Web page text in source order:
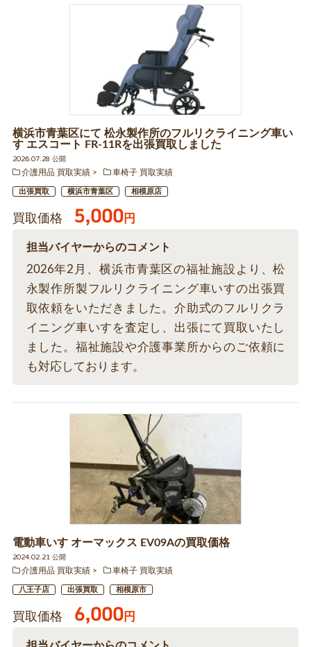
横浜市青葉区にて 松永製作所のフルリクライニング車い
す エスコート FR-11Rを出張買取しました
2026.07.28 公開
介護用品 買取実績
車椅子 買取実績
出張買取 横浜市青葉区 相模原店
買取価格 5,000円
担当バイヤーからのコメント
2026年2月、横浜市青葉区の福祉施設より、松
永製作所製フルリクライニング車いすの出張買
取依頼をいただきました。介助式のフルリクラ
イニング車いすを査定し、出張にて買取いたし
ました。福祉施設や介護事業所からのご依頼に
も対応しております。
電動車いす オーマックス EV09Aの買取価格
2024.02.21 公開
介護用品 買取実績
車椅子 買取実績
八王子店 出張買取 相模原市
買取価格 6,000円